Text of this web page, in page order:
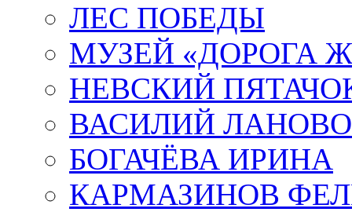
ЛЕС ПОБЕДЫ
МУЗЕЙ «ДОРОГА
НЕВСКИЙ
ВАСИЛИЙ
БОГАЧЁВА ИРИНА
КАРМАЗИНОВ